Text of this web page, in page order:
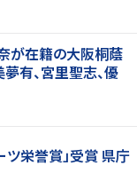
が在籍の大阪桐蔭
有、宮里聖志、優
栄誉賞」受賞 県庁